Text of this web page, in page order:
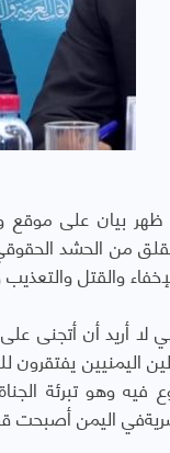
ظهر بيان على
من الحشد
والقتل
لا أريد أن أتجنى
اليمنيين يفتقرون
فيه وهو تبرئة
اليمن أصبحت